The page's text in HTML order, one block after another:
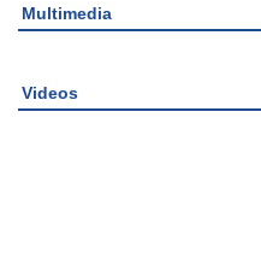
Multimedia
Videos